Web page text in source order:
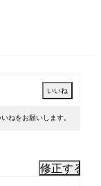
ねをお願いします。